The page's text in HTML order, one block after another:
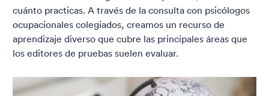
cuánto practicas. A través de la consulta con psicólogos
ocupacionales colegiados, creamos un recurso de
aprendizaje diverso que cubre las principales áreas que
los editores de pruebas suelen evaluar.